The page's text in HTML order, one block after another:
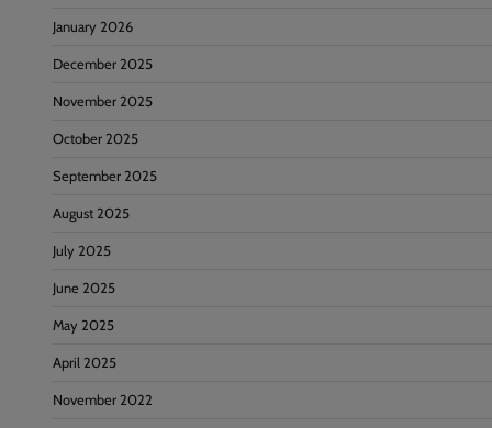
January 2026
December 2025
November 2025
October 2025
September 2025
August 2025
July 2025
June 2025
May 2025
April 2025
November 2022